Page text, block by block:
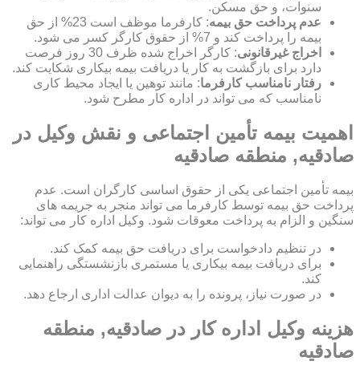
سنوات، و حق مسکن.
عدم پرداخت حق بیمه
: کارفرما موظف است 23% از حق
بیمه را پرداخت کند و 7% از حقوق کارگر کسر می شود.
اخراج غیرقانونی
: کارگر اخراج شده ظرف 30 روز فرصت
دارد برای بازگشت به کار یا دریافت بیمه بیکاری شکایت کند.
رفتار نامناسب کارفرما: مانند توهین یا ایجاد محیط کاری
نامناسب که می تواند در اداره کار مطرح شود.
اهمیت بیمه تأمین اجتماعی و نقش وکیل در
صادقیه, منطقه صادقیه
بیمه تأمین اجتماعی یکی از حقوق اساسی کارگران است. عدم
پرداخت حق بیمه توسط کارفرما می تواند منجر به جریمه های
سنگین و الزام به پرداخت معوقات شود. وکیل اداره کار می تواند:
در تنظیم دادخواست برای دریافت حق بیمه کمک کند.
برای دریافت بیمه بیکاری یا مستمری بازنشستگی راهنمایی
کند.
در صورت نیاز، پرونده را به دیوان عدالت اداری ارجاع دهد.
هزینه وکیل اداره کار در صادقیه, منطقه
صادقیه